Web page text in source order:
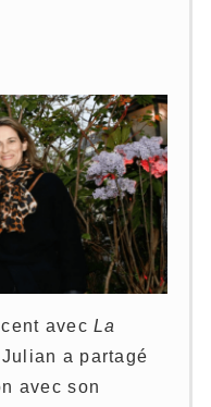
avecLa
a partagé
avec son